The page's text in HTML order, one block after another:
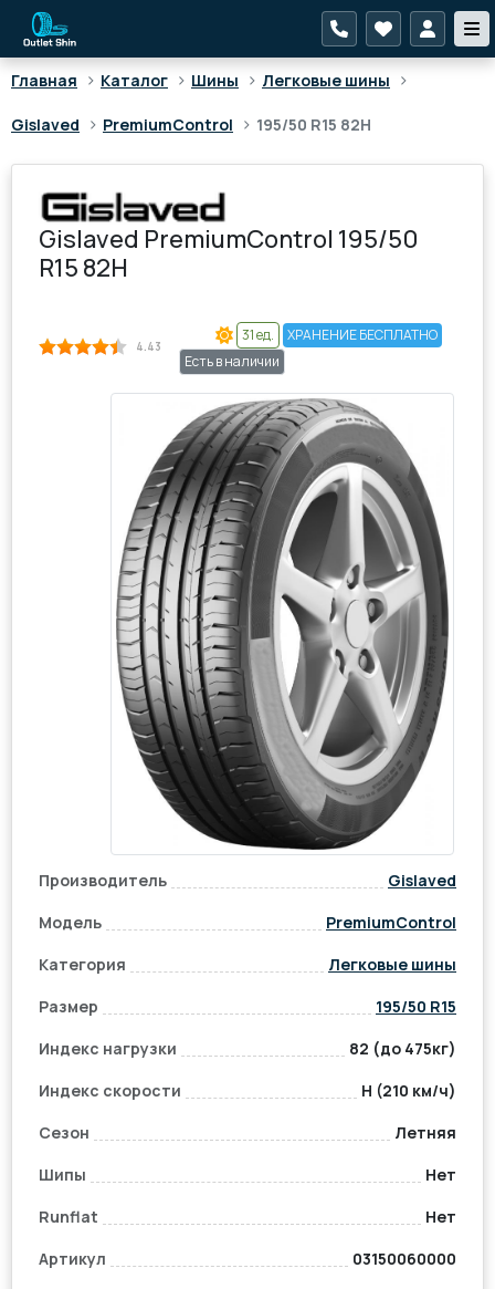
Главная > Каталог > Шины > Легковые шины >
Gislaved > PremiumControl > 195/50 R15 82H
Gislaved PremiumControl 195/50
R15 82H
4.43
31 ед.
ХРАНЕНИЕ БЕСПЛАТНО
Есть в наличии
Производитель
Gislaved
Модель
PremiumControl
Категория
Легковые шины
Размер
195/50 R15
Индекс нагрузки
82 (до 475кг)
Индекс скорости
H (210 км/ч)
Сезон
Летняя
Шипы
Нет
Runflat
Нет
Артикул
03150060000